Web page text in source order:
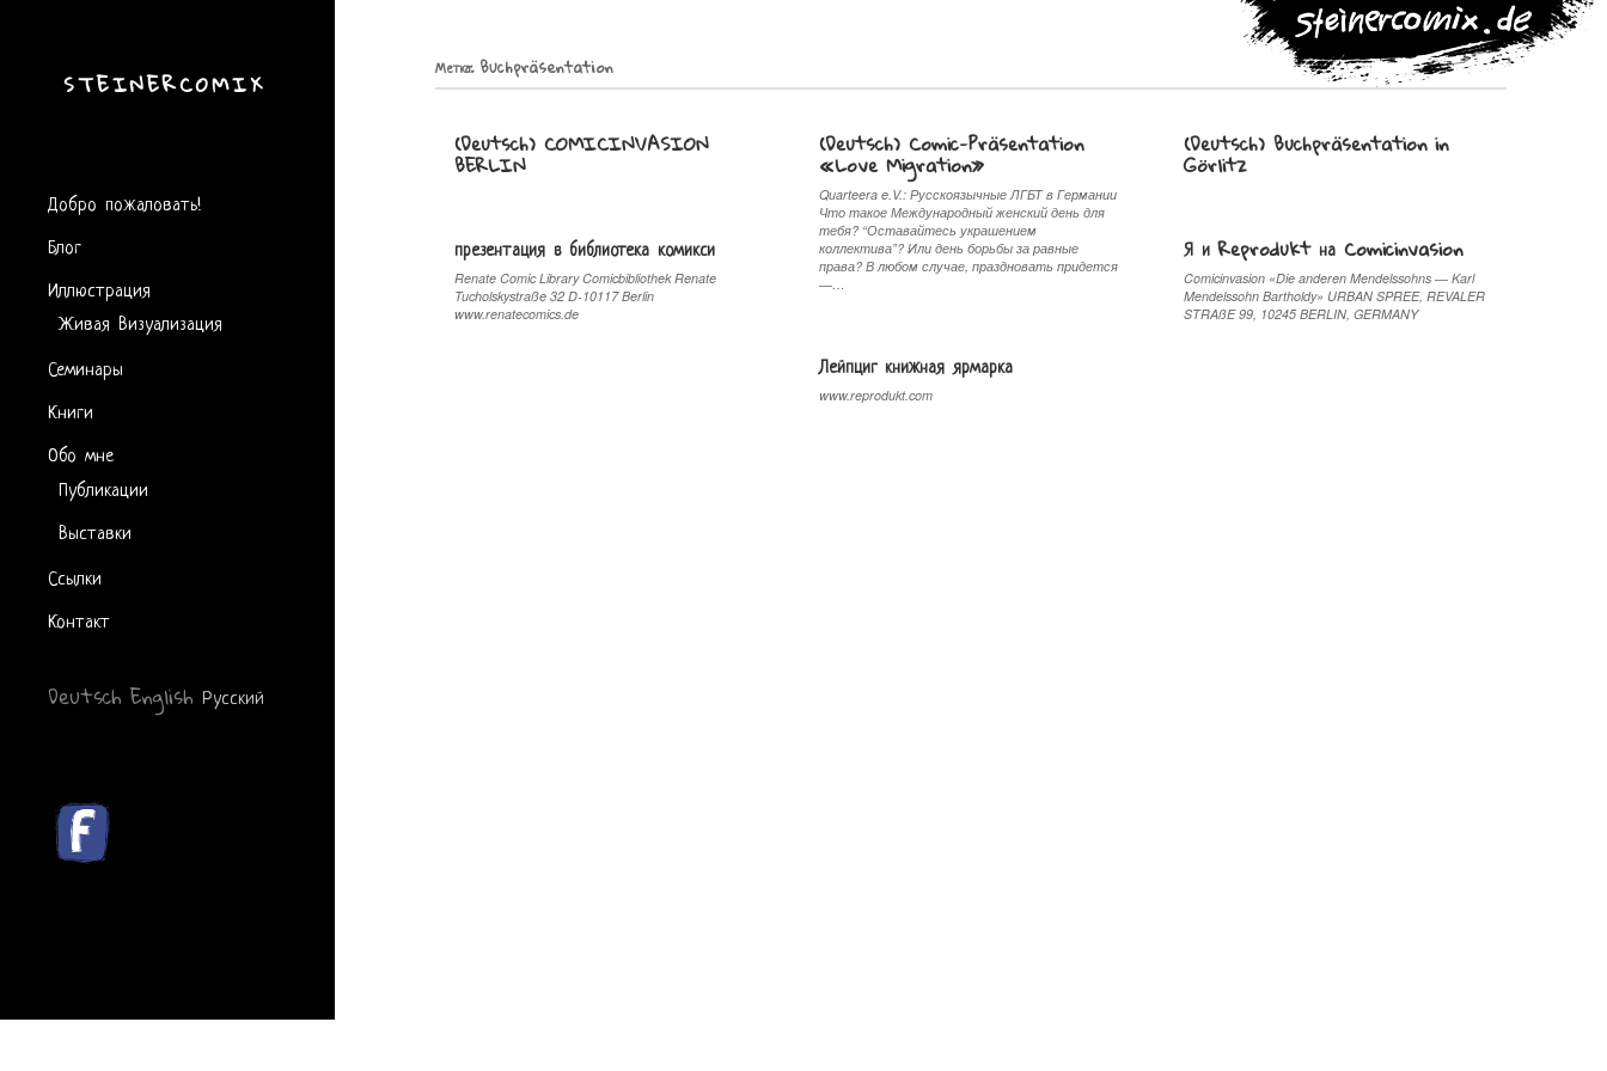
STEINERCOMIX
Добро пожаловать!
Блог
Иллюстрация
Живая Визуализация
Семинары
Книги
Обо мне
Публикации
Выставки
Ссылки
Контакт
Deutsch English Русский
Метка: Buchpräsentation
(Deutsch) COMICINVASION
BERLIN
(Deutsch) Comic-Präsentation
«Love Migration»
Quarteera e.V.: Русскоязычные ЛГБТ в Германии
Что такое Международный женский день для
тебя? “Оставайтесь украшением
коллектива”? Или день борьбы за равные
права? В любом случае, праздновать придется
—…
(Deutsch) Buchpräsentation in
Görlitz
презентация в библиотека комикси
Renate Comic Library Comicbibliothek Renate
Tucholskystraße 32 D-10117 Berlin
www.renatecomics.de
Я и Reprodukt на Comicinvasion
Comicinvasion «Die anderen Mendelssohns — Karl
Mendelssohn Bartholdy» URBAN SPREE, REVALER
STRAßE 99, 10245 BERLIN, GERMANY
Лейпциг книжная ярмарка
www.reprodukt.com